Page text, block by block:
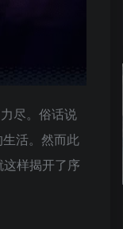
尽。俗话说
活。然而此
样揭开了序